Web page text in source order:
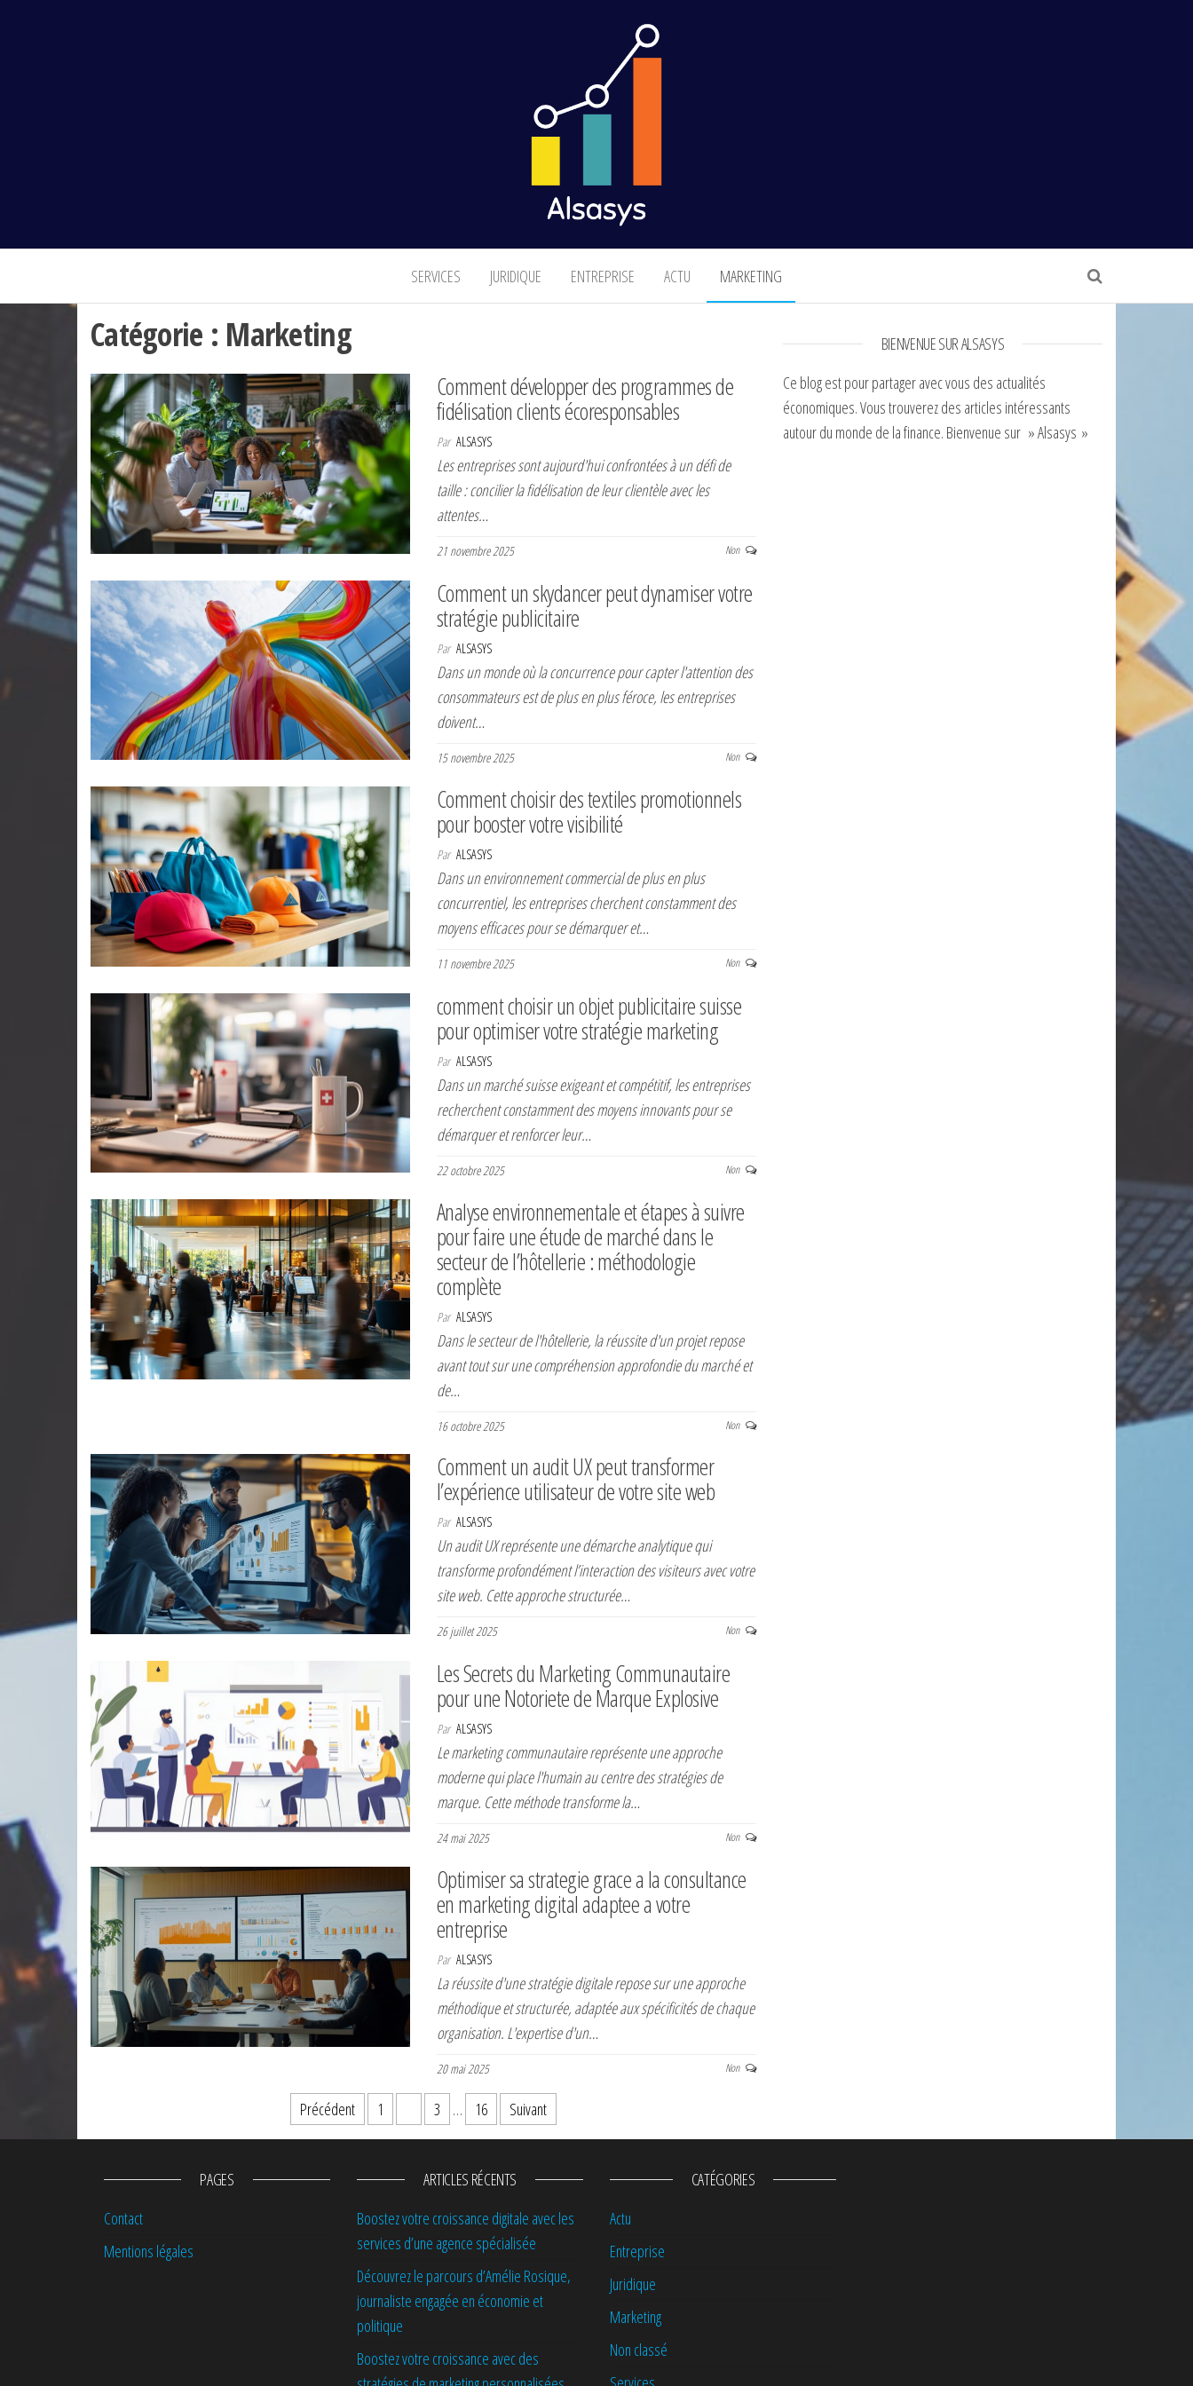
Alsasys Finance & Marketing
SERVICES JURIDIQUE ENTREPRISE ACTU MARKETING
Catégorie : Marketing
Comment développer des programmes de
fidélisation clients écoresponsables
Par ALSASYS
Les entreprises sont aujourd'hui confrontées à un défi de
taille : concilier la fidélisation de leur clientèle avec les
attentes…
21 novembre 2025 Non
Comment un skydancer peut dynamiser votre
stratégie publicitaire
Par ALSASYS
Dans un monde où la concurrence pour capter l'attention des
consommateurs est de plus en plus féroce, les entreprises
doivent…
15 novembre 2025 Non
Comment choisir des textiles promotionnels
pour booster votre visibilité
Par ALSASYS
Dans un environnement commercial de plus en plus
concurrentiel, les entreprises cherchent constamment des
moyens efficaces pour se démarquer et…
11 novembre 2025 Non
comment choisir un objet publicitaire suisse
pour optimiser votre stratégie marketing
Par ALSASYS
Dans un marché suisse exigeant et compétitif, les entreprises
recherchent constamment des moyens innovants pour se
démarquer et renforcer leur…
22 octobre 2025 Non
Analyse environnementale et étapes à suivre
pour faire une étude de marché dans le
secteur de l’hôtellerie : méthodologie
complète
Par ALSASYS
Dans le secteur de l'hôtellerie, la réussite d'un projet repose
avant tout sur une compréhension approfondie du marché et
de…
16 octobre 2025 Non
Comment un audit UX peut transformer
l’expérience utilisateur de votre site web
Par ALSASYS
Un audit UX représente une démarche analytique qui
transforme profondément l’interaction des visiteurs avec votre
site web. Cette approche structurée…
26 juillet 2025 Non
Les Secrets du Marketing Communautaire
pour une Notoriete de Marque Explosive
Par ALSASYS
Le marketing communautaire représente une approche
moderne qui place l'humain au centre des stratégies de
marque. Cette méthode transforme la…
24 mai 2025 Non
Optimiser sa strategie grace a la consultance
en marketing digital adaptee a votre
entreprise
Par ALSASYS
La réussite d'une stratégie digitale repose sur une approche
méthodique et structurée, adaptée aux spécificités de chaque
organisation. L'expertise d'un…
20 mai 2025 Non
Pagination des publications
Précédent 1 3 … 16 Suivant
BIENVENUE SUR ALSASYS
Ce blog est pour partager avec vous des actualités
économiques. Vous trouverez des articles intéressants
autour du monde de la finance. Bienvenue sur » Alsasys »
PAGES
Contact
Mentions légales
ARTICLES RÉCENTS
Boostez votre croissance digitale avec les
services d’une agence spécialisée
Découvrez le parcours d’Amélie Rosique,
journaliste engagée en économie et
politique
Boostez votre croissance avec des
CATÉGORIES
Actu
Entreprise
Juridique
Marketing
Non classé